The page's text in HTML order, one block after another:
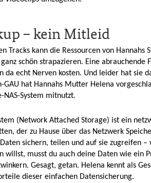
– kein Mitleid
Tracks kann die Ressourcen von Hannahs
schön strapazieren. Eine abrauchende
da echt Nerven kosten. Und leider hat sie
GAU hat Hannahs Mutter Helena
NAS-System mitnutzt.
(Network Attached Storage) ist ein
der zu Hause über das Netzwerk
sichern, teilen und auf sie zugreifen –
willst, musst du auch deine Daten wie ein
Gesagt, getan. Helena kennt als
dieser einfachen Datensicherung.